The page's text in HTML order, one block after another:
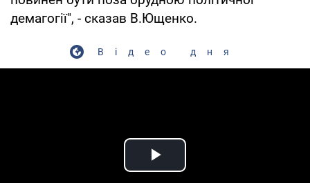
демагогії", - сказав В.Ющенко.
Відео дня
Play Video